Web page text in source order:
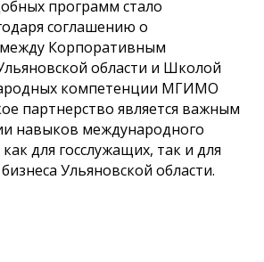
программ стало
соглашению о
между Корпоративным
области и Школой
компетенции МГИМО
партнерство является важным
навыков международного
для госслужащих, так и для
Ульяновской области.